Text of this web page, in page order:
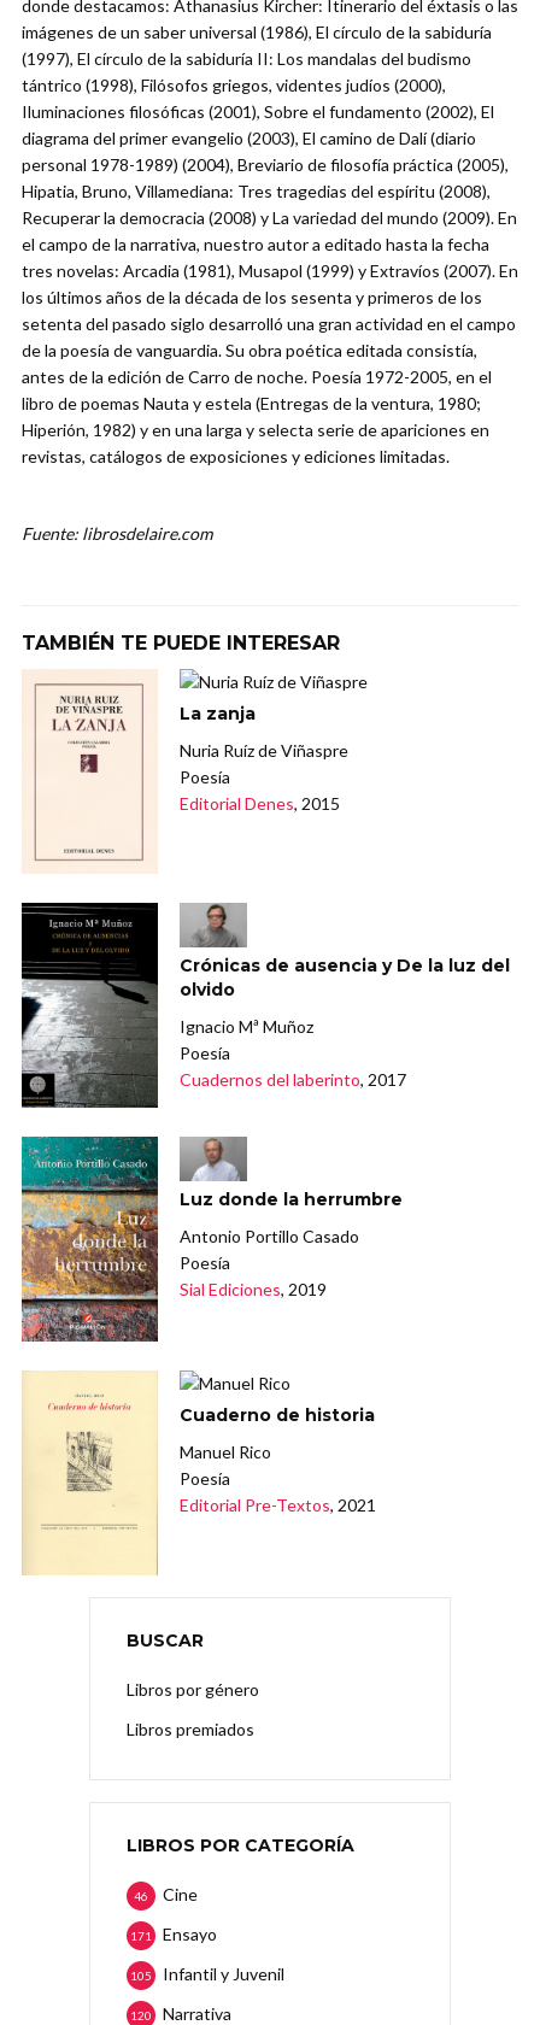
donde destacamos: Athanasius Kircher: Itinerario del éxtasis o las
imágenes de un saber universal (1986), El círculo de la sabiduría
(1997), El círculo de la sabiduría II: Los mandalas del budismo
tántrico (1998), Filósofos griegos, videntes judíos (2000),
Iluminaciones filosóficas (2001), Sobre el fundamento (2002), El
diagrama del primer evangelio (2003), El camino de Dalí (diario
personal 1978-1989) (2004), Breviario de filosofía práctica (2005),
Hipatia, Bruno, Villamediana: Tres tragedias del espíritu (2008),
Recuperar la democracia (2008) y La variedad del mundo (2009). En
el campo de la narrativa, nuestro autor a editado hasta la fecha
tres novelas: Arcadia (1981), Musapol (1999) y Extravíos (2007). En
los últimos años de la década de los sesenta y primeros de los
setenta del pasado siglo desarrolló una gran actividad en el campo
de la poesía de vanguardia. Su obra poética editada consistía,
antes de la edición de Carro de noche. Poesía 1972-2005, en el
libro de poemas Nauta y estela (Entregas de la ventura, 1980;
Hiperión, 1982) y en una larga y selecta serie de apariciones en
revistas, catálogos de exposiciones y ediciones limitadas.
Fuente: librosdelaire.com
TAMBIÉN TE PUEDE INTERESAR
La zanja
Nuria Ruíz de Viñaspre
Poesía
Editorial Denes, 2015
Crónicas de ausencia y De la luz del
olvido
Ignacio Mª Muñoz
Poesía
Cuadernos del laberinto, 2017
Luz donde la herrumbre
Antonio Portillo Casado
Poesía
Sial Ediciones, 2019
Cuaderno de historia
Manuel Rico
Poesía
Editorial Pre-Textos, 2021
BUSCAR
Libros por género
Libros premiados
LIBROS POR CATEGORÍA
Cine
46
Ensayo
171
Infantil y Juvenil
105
Narrativa
120